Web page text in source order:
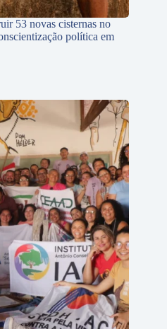
53 novas cisternas no
política em